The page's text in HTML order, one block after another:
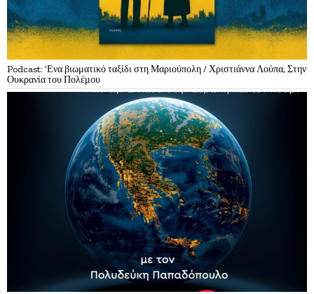
Podcast: ‘Ενα βιωματικό ταξίδι στη Μαριούπολη / Χριστιάννα Λούπα, Στην
Ουκρανία του Πολέμου